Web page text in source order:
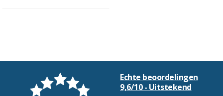
Echte beoordelingen
9,6/10 - Uitstekend